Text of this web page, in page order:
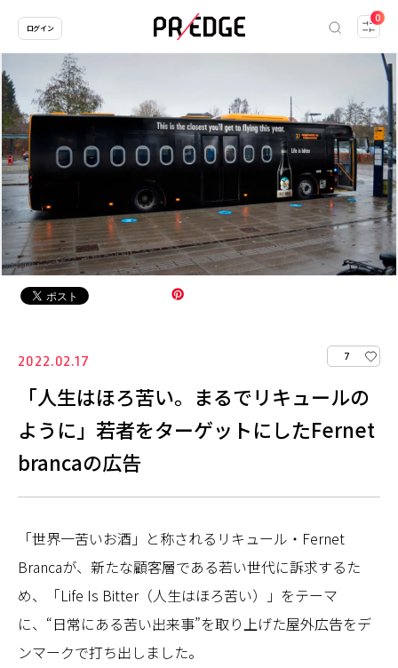
0
ログイン
2022.02.17 7
「人生はほろ苦い。まるでリキュールの
ように」若者をターゲットにしたFernet
brancaの広告
「世界一苦いお酒」と称されるリキュール・Fernet
Brancaが、新たな顧客層である若い世代に訴求するた
め、「Life Is Bitter（人生はほろ苦い）」をテーマ
に、“日常にある苦い出来事”を取り上げた屋外広告をデ
ンマークで打ち出しました。